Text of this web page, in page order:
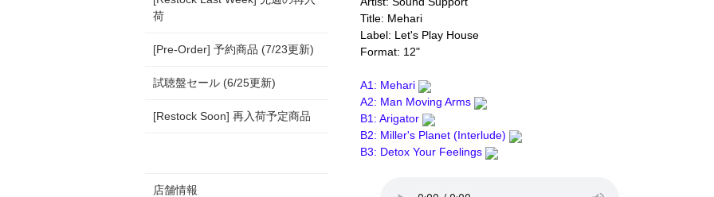
Title: Mehari
Label: Let's Play House
Format: 12"
A1: Mehari
A2: Man Moving Arms
B1: Arigator
B2: Miller's Planet (Interlude)
B3: Detox Your Feelings
荷
[Pre-Order] 予約商品 (7/23更新)
試聴盤セール (6/25更新)
[Restock Soon] 再入荷予定商品
店舗情報